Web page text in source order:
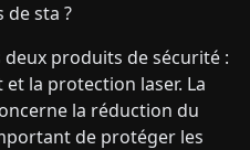
de sta ?
deux produits de sécurité :
la protection laser. La
la réduction du
de protéger les